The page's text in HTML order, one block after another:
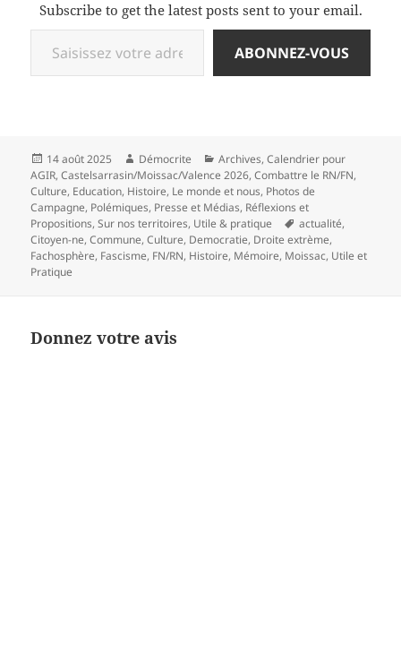
Subscribe to get the latest posts sent to your email.
Saisissez votre adresse e-mail…
ABONNEZ-VOUS
Publié
le
14 août 2025 Auteur
Démocrite Catégories
Archives,Calendrier pour
AGIR,Castelsarrasin/Moissac/Valence 2026,Combattre le RN/FN,
Culture, Education, Histoire, Le monde et nous, Photos de
Campagne, Polémiques, Presse et Médias, Réflexions et
Propositions,Sur nos territoires, Utile & pratique
Mots-
clés
actualité,
Citoyen-ne,Commune,Culture, Democratie, Droite extrème,
Fachosphère, Fascisme, FN/RN, Histoire, Mémoire, Moissac, Utile et
Pratique
Donnez votre avis